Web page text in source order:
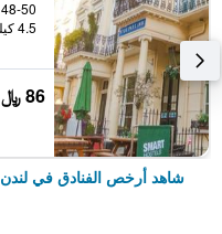
4.5 كيلومتر عن وسط المدينة
86 ﷼
شاهد أرخص الفنادق في لندن